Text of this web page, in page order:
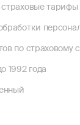
тарифы
по
1992 года